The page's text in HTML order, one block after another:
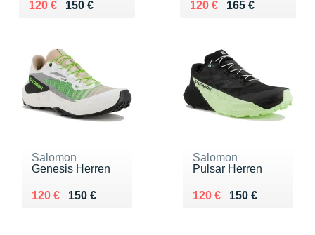
150 €
Au lieu de 150 €
120 €
Vendu 120 € 165 €
Au lieu de 165 €
120 €
Vendu 120 €
Salomon
Genesis Herren
150 €
Au lieu de 150 €
120 €
Vendu 120 €
Salomon
Pulsar Herren
150 €
Au lieu de 150 €
120 €
Vendu 120 €